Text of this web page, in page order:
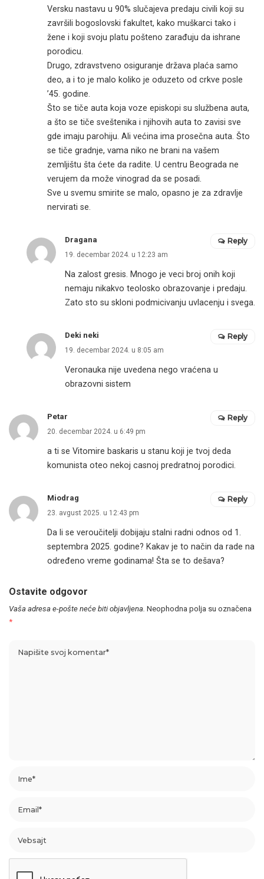
Versku nastavu u 90% slučajeva predaju civili koji su
završili bogoslovski fakultet, kako muškarci tako i
žene i koji svoju platu pošteno zarađuju da ishrane
porodicu.
Drugo, zdravstveno osiguranje država plaća samo
deo, a i to je malo koliko je oduzeto od crkve posle
’45. godine.
Što se tiče auta koja voze episkopi su službena auta,
a što se tiče sveštenika i njihovih auta to zavisi sve
gde imaju parohiju. Ali većina ima prosečna auta. Što
se tiče gradnje, vama niko ne brani na vašem
zemljištu šta ćete da radite. U centru Beograda ne
verujem da može vinograd da se posadi.
Sve u svemu smirite se malo, opasno je za zdravlje
nervirati se.
Dragana
19. decembar 2024. u 12:23 am
Na zalost gresis. Mnogo je veci broj onih koji
nemaju nikakvo teolosko obrazovanje i predaju.
Zato sto su skloni podmicivanju uvlacenju i svega.
Reply
Deki neki
19. decembar 2024. u 8:05 am
Veronauka nije uvedena nego vraćena u
obrazovni sistem
Reply
Petar
20. decembar 2024. u 6:49 pm
a ti se Vitomire baskaris u stanu koji je tvoj deda
komunista oteo nekoj casnoj predratnoj porodici.
Reply
Miodrag
23. avgust 2025. u 12:43 pm
Da li se veroučitelji dobijaju stalni radni odnos od 1.
septembra 2025. godine? Kakav je to način da rade na
određeno vreme godinama! Šta se to dešava?
Reply
Ostavite odgovor
Vaša adresa e-pošte neće biti objavljena. Neophodna polja su označena
*